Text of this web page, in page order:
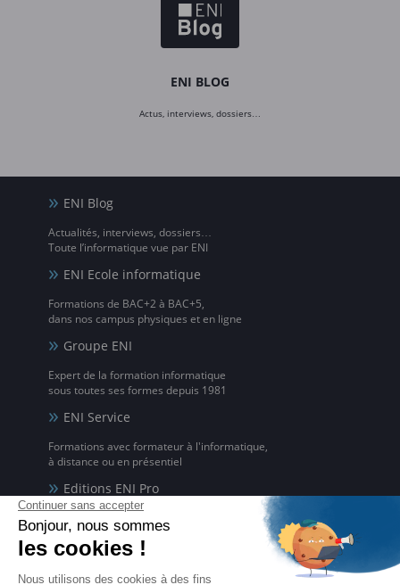
ENI BLOG
Actus, interviews, dossiers…
ENI Blog
Actualités, interviews, dossiers…
Toute l’informatique vue par ENI
ENI Ecole informatique
Formations de BAC+2 à BAC+5,
dans nos campus physiques et en ligne
Groupe ENI
Expert de la formation informatique
sous toutes ses formes depuis 1981
ENI Service
Formations avec formateur à l'informatique,
à distance ou en présentiel
Editions ENI Pro
pour les organismes de formation
ENI elearning